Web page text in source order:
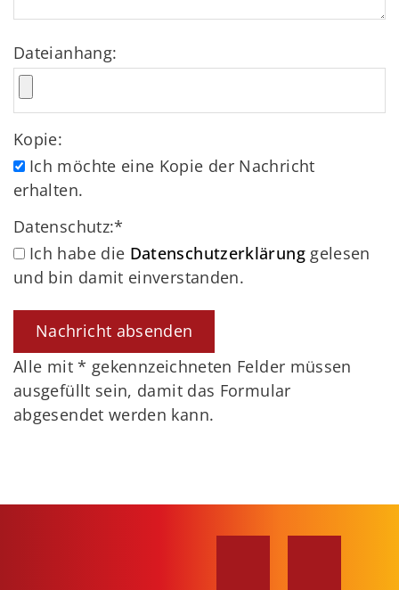
Dateianhang:
Kopie:
Ich möchte eine Kopie der Nachricht
erhalten.
Datenschutz:*
Ich habe die Datenschutzerklärunggelesen
und bin damit einverstanden.
Alle mit* gekennzeichneten Felder müssen
ausgefüllt sein, damit das Formular
abgesendet werden kann.